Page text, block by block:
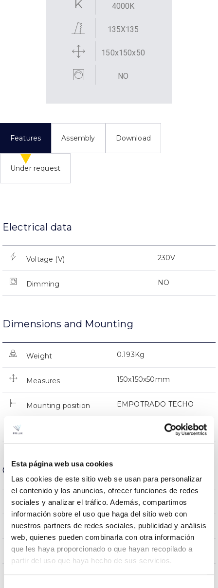
Esta página web usa cookies
Las cookies de este sitio web se usan para personalizar
el contenido y los anuncios, ofrecer funciones de redes
sociales y analizar el tráfico. Además, compartimos
información sobre el uso que haga del sitio web con
nuestros partners de redes sociales, publicidad y análisis
web, quienes pueden combinarla con otra información
que les haya proporcionado o que hayan recopilado a
partir del uso que haya hecho de sus servicios.
4000K
135X135
150x150x50
NO
Features Assembly Download
Under request
Electrical data
Voltage (V) 230V
Dimming NO
Dimensions and Mounting
Weight 0.193Kg
Measures 150x150x50mm
Mounting position EMPOTRADO TECHO
Optical data
Colour temperature 4000K
CRI Colour rendering index 80
Opening angle 100